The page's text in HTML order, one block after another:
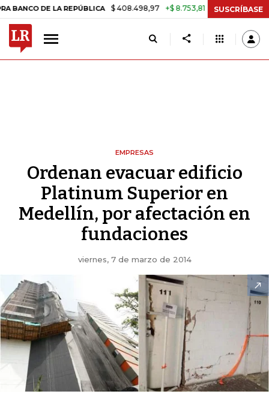
DE LA REPÚBLICA $ 408.498,97 +$ 8.753,81 +2,19% TASA DE
SUSCRÍBASE
EMPRESAS
Ordenan evacuar edificio
Platinum Superior en
Medellín, por afectación en
fundaciones
viernes, 7 de marzo de 2014